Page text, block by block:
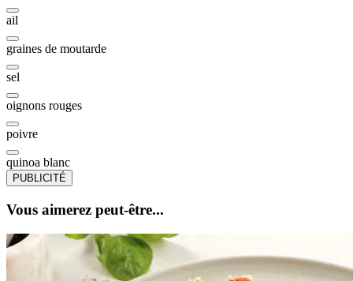
ail
graines de moutarde
sel
oignons rouges
poivre
quinoa blanc
PUBLICITÉ
Vous aimerez peut-être...